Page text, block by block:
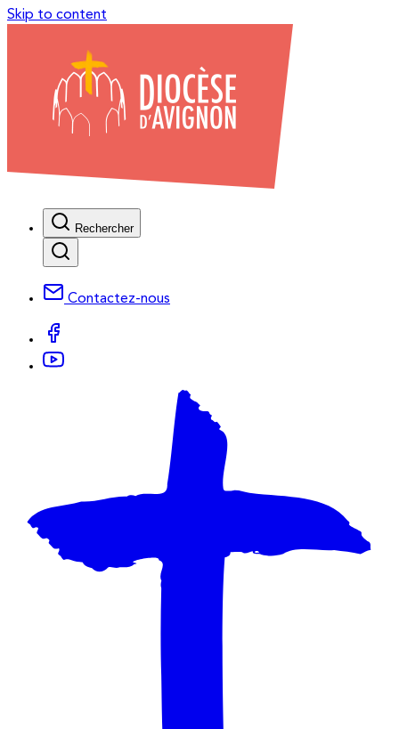
Skip to content
Rechercher
Contactez-nous